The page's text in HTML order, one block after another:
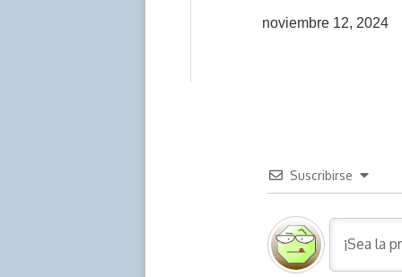
noviembre 12, 2024
Suscribirse